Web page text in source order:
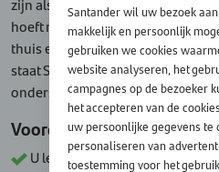
hoeft niet per se een drama te
thuis een defect toestel dat moet
staat Santander Consumer
ondersteunen in het betalen deze
Voordelen van een
U leent een bedrag tot
Santander wil uw bezoek
makkelijk en persoonlijk
gebruiken we cookies
website analyseren, het
campagnes op de bezoeker
het accepteren van de
uw persoonlijke gegevens te
personaliseren van
toestemming voor het